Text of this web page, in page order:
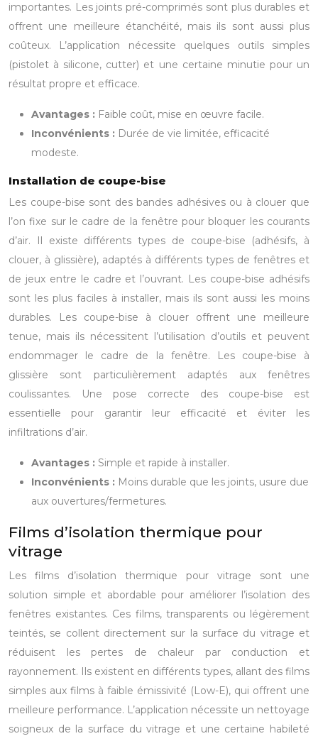
importantes. Les joints pré-comprimés sont plus durables et
offrent une meilleure étanchéité, mais ils sont aussi plus
coûteux. L’application nécessite quelques outils simples
(pistolet à silicone, cutter) et une certaine minutie pour un
résultat propre et efficace.
Avantages : Faible coût, mise en œuvre facile.
Inconvénients : Durée de vie limitée, efficacité
modeste.
Installation de coupe-bise
Les coupe-bise sont des bandes adhésives ou à clouer que
l’on fixe sur le cadre de la fenêtre pour bloquer les courants
d’air. Il existe différents types de coupe-bise (adhésifs, à
clouer, à glissière), adaptés à différents types de fenêtres et
de jeux entre le cadre et l’ouvrant. Les coupe-bise adhésifs
sont les plus faciles à installer, mais ils sont aussi les moins
durables. Les coupe-bise à clouer offrent une meilleure
tenue, mais ils nécessitent l’utilisation d’outils et peuvent
endommager le cadre de la fenêtre. Les coupe-bise à
glissière sont particulièrement adaptés aux fenêtres
coulissantes. Une pose correcte des coupe-bise est
essentielle pour garantir leur efficacité et éviter les
infiltrations d’air.
Avantages : Simple et rapide à installer.
Inconvénients : Moins durable que les joints, usure due
aux ouvertures/fermetures.
Films d’isolation thermique pour
vitrage
Les films d’isolation thermique pour vitrage sont une
solution simple et abordable pour améliorer l’isolation des
fenêtres existantes. Ces films, transparents ou légèrement
teintés, se collent directement sur la surface du vitrage et
réduisent les pertes de chaleur par conduction et
rayonnement. Ils existent en différents types, allant des films
simples aux films à faible émissivité (Low-E), qui offrent une
meilleure performance. L’application nécessite un nettoyage
soigneux de la surface du vitrage et une certaine habileté